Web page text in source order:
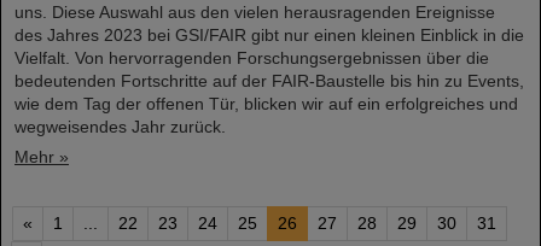
uns. Diese Auswahl aus den vielen herausragenden Ereignisse
des Jahres 2023 bei GSI/FAIR gibt nur einen kleinen Einblick in die
Vielfalt. Von hervorragenden Forschungsergebnissen über die
bedeutenden Fortschritte auf der FAIR-Baustelle bis hin zu Events,
wie dem Tag der offenen Tür, blicken wir auf ein erfolgreiches und
wegweisendes Jahr zurück.
Mehr »
« 1 22 23 24 25 26 27 28 29 30
31